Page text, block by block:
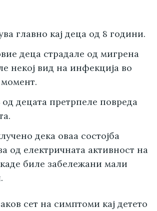
главно кај деца од 8 години.
деца страдале од мигрена
некој вид на инфекција во
децата претрпеле повреда
дека оваа состојба
од електричната активност на
биле забележани мали
сет на симптоми кај детето